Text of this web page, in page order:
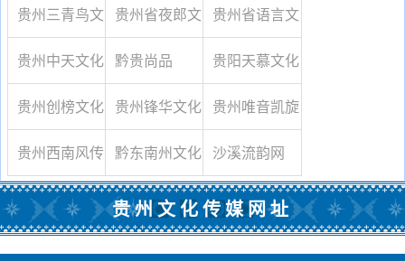
司
艺术传媒有限
公司
艺术传媒有限
公司
传媒有限公司
贵州三青鸟文
化传媒有限公
司
贵州省夜郎文
化研究院
贵州省语言文
字网
贵州中天文化
传媒有限责任
公司
黔贵尚品 贵阳天慕文化
传媒有限公司
贵州创榜文化
传播有限公司
贵州锋华文化
传媒有限公司
贵州唯音凯旋
传播有限公司
贵州西南风传
媒
黔东南州文化
信息网
沙溪流韵网
贵州文化传媒网址